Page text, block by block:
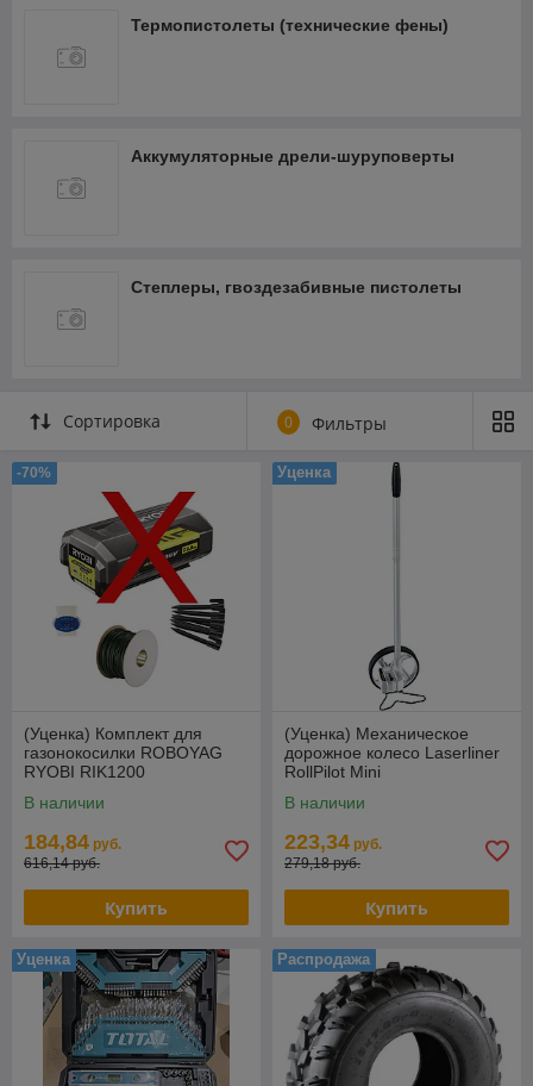
Термопистолеты (технические фены)
Аккумуляторные дрели-шуруповерты
Степлеры, гвоздезабивные пистолеты
Сортировка 0 Фильтры
-70%
(Уценка) Комплект для
газонокосилки ROBOYAG
RYOBI RIK1200
В наличии
184,84 руб.
616,14 руб.
Купить
Уценка
(Уценка) Механическое
дорожное колесо Laserliner
RollPilot Mini
В наличии
223,34 руб.
279,18 руб.
Купить
Уценка Распродажа